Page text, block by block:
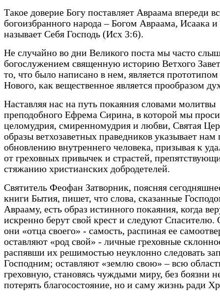
Такое доверие Богу поставляет Авраама впереди
богоизбранного народа – Богом Авраама, Исаака
называет Себя Господь (Исх 3:6).
Не случайно во дни Великого поста мы часто
богослужением священную историю Ветхого
то, что было написано в нем, является прототипом
Нового, как вещественное является прообразом
Наставляя нас на путь покаяния словами молитвы
преподобного Ефрема Сирина, в которой мы
целомудрия, смиренномудрия и любви, Святая
образы ветхозаветных праведников указывает нам
обновлению внутреннего человека, призывая к
от греховных привычек и страстей,
стяжанию христианских добродетелей.
Святитель Феофан Затворник, поясняя
книги Бытия, пишет, что слова, сказанные
Аврааму, есть образ истинного покаяния, когда
искренно берут свой крест и следуют Спасителю.
они «отца своего» - самость, распиная ее
оставляют «род свой» - личные греховные
распявши их решимостью неуклонно следовать
Господним; оставляют «землю свою» – всю
греховную, становясь чуждыми миру, без боязни
потерять благосостояние, но и саму жизнь ради